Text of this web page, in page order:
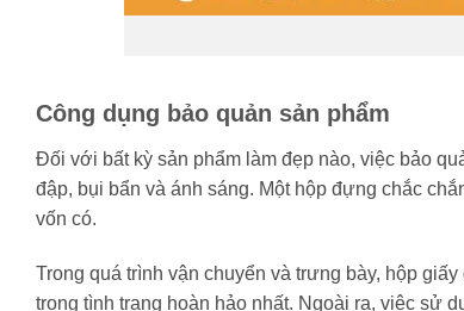
Công dụng bảo quản sản phẩm
Đối với bất kỳ sản phẩm làm đẹp nào, việc bảo
đập, bụi bẩn và ánh sáng. Một hộp đựng chắc
vốn có.
Trong quá trình vận chuyển và trưng bày, hộp
trong tình trạng hoàn hảo nhất. Ngoài ra, việc sử